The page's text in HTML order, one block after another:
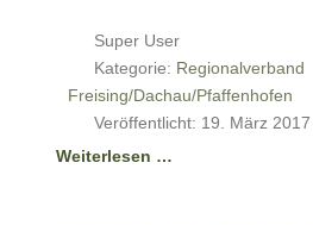
Super User
Kategorie: Regionalverband
Freising/Dachau/Pfaffenhofen
Veröffentlicht: 19. März 2017
Weiterlesen …